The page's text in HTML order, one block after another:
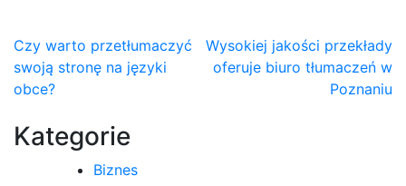
Nawigacja
wpisu
Czy warto przetłumaczyć
swoją stronę na języki
obce?
Wysokiej jakości przekłady
oferuje biuro tłumaczeń w
Poznaniu
Kategorie
Biznes